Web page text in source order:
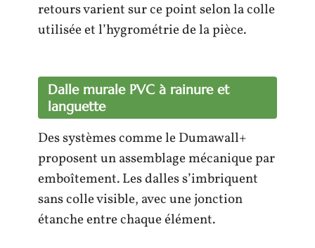
retours varient sur ce point selon la colle
utilisée et l’hygrométrie de la pièce.
Dalle murale PVC à rainure et
languette
Des systèmes comme le Dumawall+
proposent un assemblage mécanique par
emboîtement. Les dalles s’imbriquent
sans colle visible, avec une jonction
étanche entre chaque élément.